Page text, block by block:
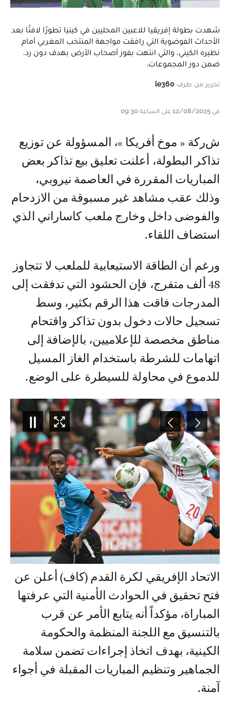
شهدت بطولة إفريقيا للاعبين المحليين في كينيا تطورًا لافتًا بعد
الأحداث الفوضوية التي رافقت مواجهة المنتخب المغربي أمام
نظيره الكيني، والتي انتهت بفوز أصحاب الأرض بهدف دون رد،
ضمن دور المجموعات.
تحرير من طرف le360
في 12/08/2025 على الساعة 09:30
شركة « موخ أفريكا »، المسؤولة عن توزيع
تذاكر البطولة، أعلنت تعليق بيع تذاكر بعض
المباريات المقررة في العاصمة نيروبي،
وذلك عقب مشاهد غير مسبوقة من الازدحام
والفوضى داخل وخارج ملعب كاساراني الذي
استضاف اللقاء.
ورغم أن الطاقة الاستيعابية للملعب لا تتجاوز
48 ألف متفرج، فإن الحشود التي تدفقت إلى
المدرجات فاقت هذا الرقم بكثير، وسط
تسجيل حالات دخول بدون تذاكر واقتحام
مناطق مخصصة للإعلاميين، بالإضافة إلى
اتهامات للشرطة باستخدام الغاز المسيل
للدموع في محاولة للسيطرة على الوضع.
3
/
11
الاتحاد الإفريقي لكرة القدم (كاف) أعلن عن
فتح تحقيق في الحوادث الأمنية التي عرفتها
المباراة، مؤكداً أنه يتابع الأمر عن قرب
بالتنسيق مع اللجنة المنظمة والحكومة
الكينية، بهدف اتخاذ إجراءات تضمن سلامة
الجماهير وتنظيم المباريات المقبلة في أجواء
آمنة.